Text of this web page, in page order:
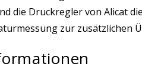
die Druckregler von Alicat
zur zusätzlichen